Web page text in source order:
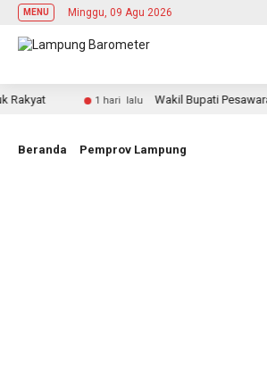
MENU Minggu, 09 Agu 2026
1 hari lalu Wakil Bupati Pesawaran
Beranda Pemprov Lampung